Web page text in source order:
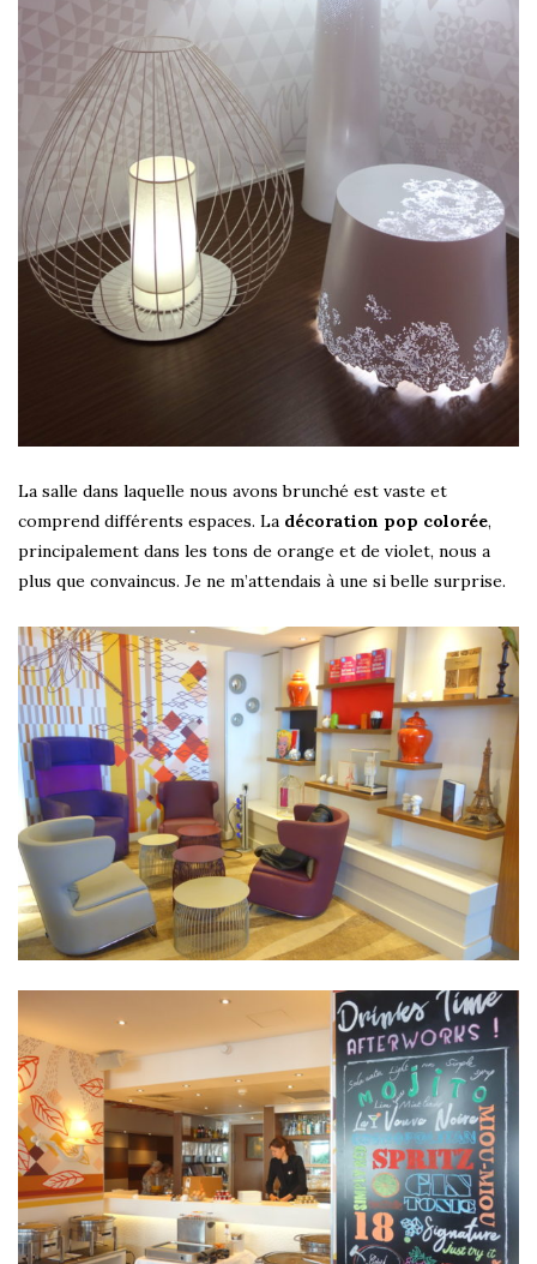
La salle dans laquelle nous avons brunché est vaste et
comprend différents espaces. La décoration pop colorée,
principalement dans les tons de orange et de violet, nous a
plus que convaincus. Je ne m’attendais à une si belle surprise.